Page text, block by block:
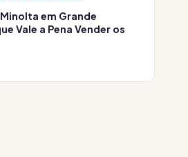
em Grande
Vale a Pena Vender os